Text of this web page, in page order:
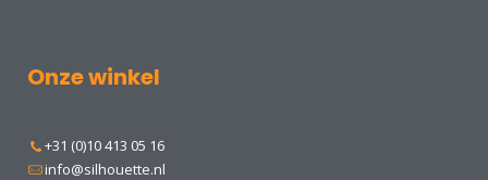
Onze winkel
+31 (0)10 413 05 16
info@silhouette.nl